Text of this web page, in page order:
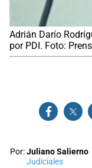
Adrián Darío
por PDI. Foto:
Por:Juliano Salierno
Judiciales